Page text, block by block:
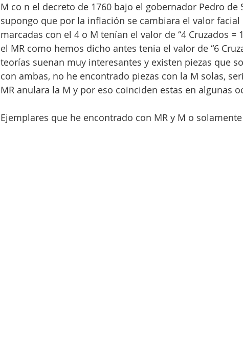
M co n el decreto de 1760 bajo el gobernador Pedro de
supongo que por la inflación se cambiara el valor facial
marcadas con el 4 o M tenían el valor de “4 Cruzados =
el MR como hemos dicho antes tenia el valor de “6
teorías suenan muy interesantes y existen piezas que
con ambas, no he encontrado piezas con la M solas,
MR anulara la M y por eso coinciden estas en algunas
Ejemplares que he encontrado con MR y M o solamente